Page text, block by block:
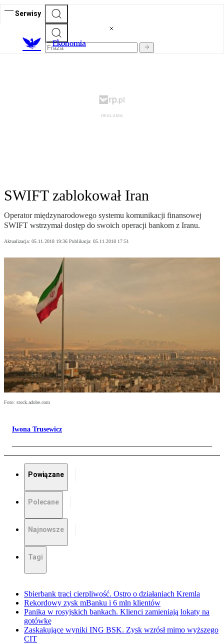
Serwisy
Ekonomia
SWIFT zablokował Iran
Operator międzynarodowego systemu komunikacji finansowej
SWIFT wstrzymał dostęp do swoich operacji bankom z Iranu.
Aktualizacja: 05.11.2018 19:36 Publikacja: 05.11.2018 17:51
Foto: stock.adobe.com
Iwona Trusewicz
Powiązane
Polecane
Najnowsze
Tagi
Sbierbank traci cierpliwość. Ostro o działaniach Kremla
Rekordowy zysk mBanku i 6 mln klientów
Panika w rosyjskich bankach. Klienci zamieniają lokaty na
gotówkę
Zaskakujące wyniki ING BSK. Zysk wzrósł mimo wyższego
CIT